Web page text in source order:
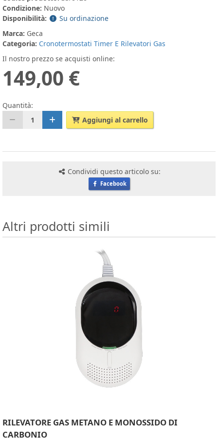
Condizione: Nuovo
Disponibilità:
Su ordinazione
Marca: Geca
Categoria: Cronotermostati Timer E Rilevatori Gas
Il nostro prezzo se acquisti online:
149,00 €
Quantità:
1
Aggiungi al carrello
Condividi questo articolo su:
Facebook
Altri prodotti simili
RILEVATORE GAS METANO E MONOSSIDO DI
CARBONIO